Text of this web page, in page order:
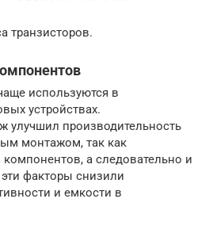
транзисторов.
используются в
устройствах.
улучшил производительность
монтажом, так как
а следовательно и
факторы снизили
и емкости в